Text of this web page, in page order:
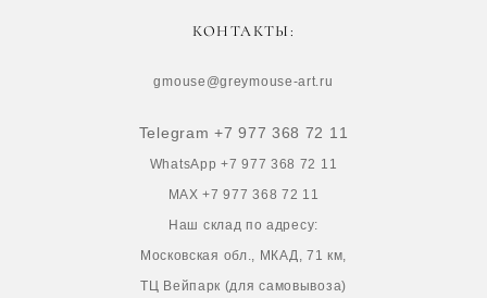
КОНТАКТЫ:
gmouse@greymouse-art.ru
Telegram +7 977 368 72 11
WhatsApp +7 977 368 72 11
MAX +7 977 368 72 11
Наш склад по адресу:
Московская обл., МКАД, 71 км,
ТЦ Вейпарк (для самовывоза)